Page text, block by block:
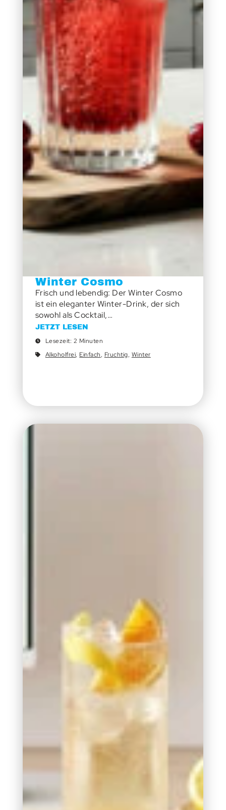
Winter Cosmo
Frisch und lebendig: Der Winter Cosmo
ist ein eleganter Winter-Drink, der sich
sowohl als Cocktail,…
JETZT LESEN
Lesezeit: 2 Minuten
Alkoholfrei, Einfach, Fruchtig, Winter